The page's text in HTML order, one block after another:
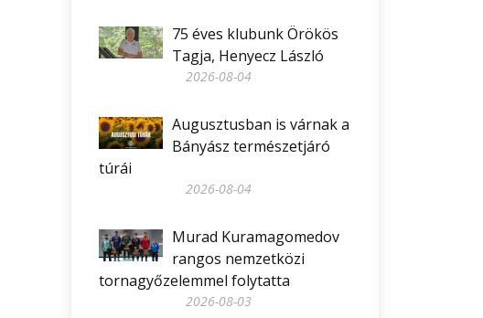
75 éves klubunk Örökös
Tagja, Henyecz László
2026-08-04
Augusztusban is várnak a
Bányász természetjáró
túrái
2026-08-04
Murad Kuramagomedov
rangos nemzetközi
tornagyőzelemmel folytatta
2026-08-03